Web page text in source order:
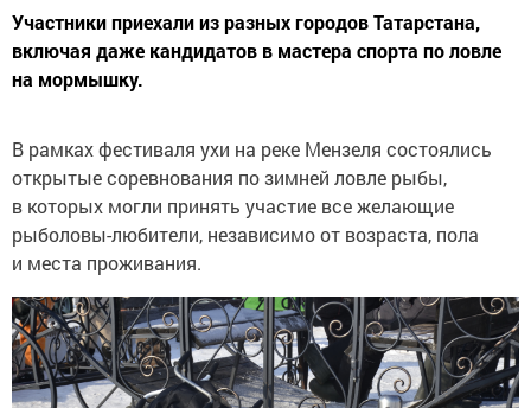
Участники приехали из разных городов Татарстана,
включая даже кандидатов в мастера спорта по ловле
на мормышку.
В рамках фестиваля ухи на реке Мензеля состоялись
открытые соревнования по зимней ловле рыбы,
в которых могли принять участие все желающие
рыболовы-любители, независимо от возраста, пола
и места проживания.